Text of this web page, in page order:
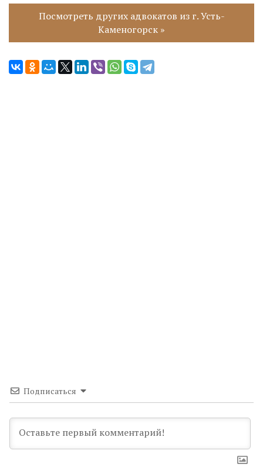
Посмотреть других адвокатов из г. Усть-
Каменогорск »
Подписаться